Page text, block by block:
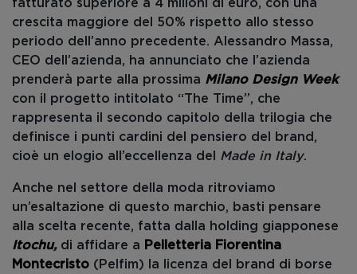
fatturato superiore a 4 milioni di euro, con una
crescita maggiore del 50% rispetto allo stesso
periodo dell’anno precedente. Alessandro Massa,
CEO dell’azienda, ha annunciato che l’azienda
prenderà parte alla prossima Milano Design Week
con il progetto intitolato “The Time”, che
rappresenta il secondo capitolo della trilogia che
definisce i punti cardini del pensiero del brand,
cioè un elogio all’eccellenza del Made in Italy.
Anche nel settore della moda ritroviamo
un’esaltazione di questo marchio, basti pensare
alla scelta recente, fatta dalla holding giapponese
Itochu, di affidare a Pelletteria Fiorentina
Montecristo (Pelfim) la licenza del brand di borse